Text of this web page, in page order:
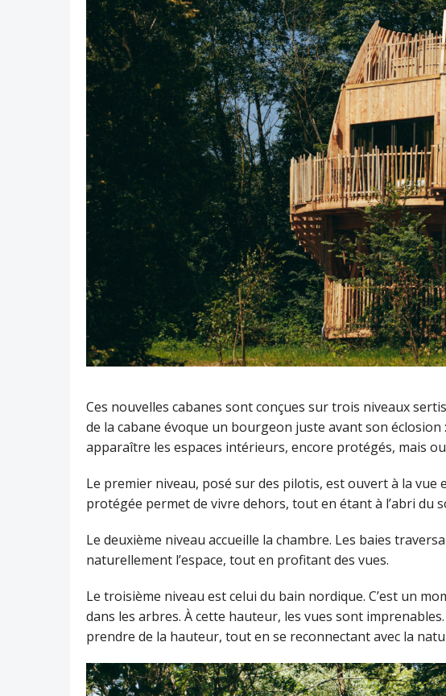
Ces nouvelles cabanes sont conçues sur trois niveaux
de la cabane évoque un bourgeon juste avant son éclosion
apparaître les espaces intérieurs, encore protégés, mais
Le premier niveau, posé sur des pilotis, est ouvert à la vue
protégée permet de vivre dehors, tout en étant à l’abri du
Le deuxième niveau accueille la chambre. Les baies
naturellement l’espace, tout en profitant des vues.
Le troisième niveau est celui du bain nordique. C’est un
dans les arbres. À cette hauteur, les vues sont
prendre de la hauteur, tout en se reconnectant avec la